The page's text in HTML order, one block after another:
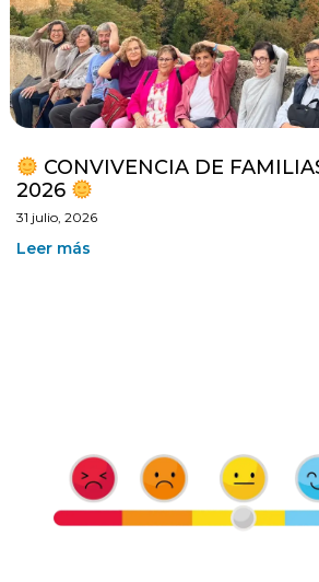
CONVIVENCIA DE
2026
31 julio, 2026
Leer más